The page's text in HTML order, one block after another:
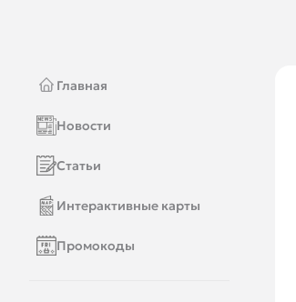
Главная
Новости
Статьи
Интерактивные карты
Промокоды